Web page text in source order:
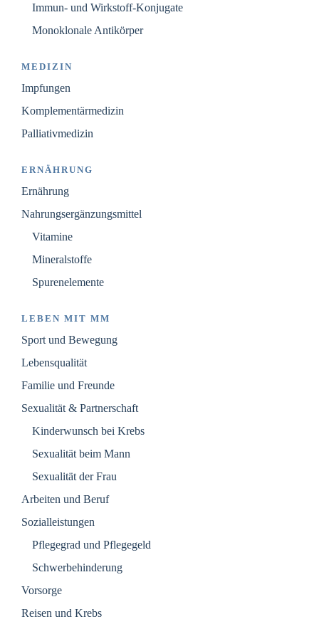
Immun- und Wirkstoff-Konjugate
Monoklonale Antikörper
MEDIZIN
Impfungen
Komplementärmedizin
Palliativmedizin
ERNÄHRUNG
Ernährung
Nahrungsergänzungsmittel
Vitamine
Mineralstoffe
Spurenelemente
LEBEN MIT MM
Sport und Bewegung
Lebensqualität
Familie und Freunde
Sexualität & Partnerschaft
Kinderwunsch bei Krebs
Sexualität beim Mann
Sexualität der Frau
Arbeiten und Beruf
Sozialleistungen
Pflegegrad und Pflegegeld
Schwerbehinderung
Vorsorge
Reisen und Krebs